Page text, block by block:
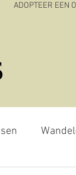
ADOPTEER EEN